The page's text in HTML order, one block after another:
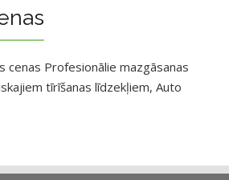
cenas Profesionālie mazgāsanas
tīrīšanas līdzekļiem, Auto